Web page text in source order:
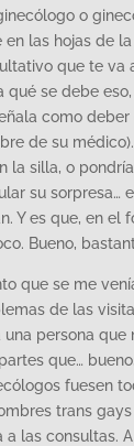
o
en las hojas de
que te va
qué se debe
como
de su
la silla, o
su sorpresa…
Y es que, en el
Bueno,
que se me
de las
una persona que
que…
fuesen
trans
a las consultas.